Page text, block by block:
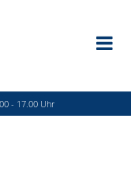
- 17.00 Uhr